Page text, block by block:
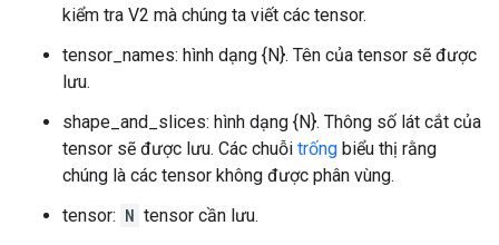
kiểm tra V2 mà chúng ta viết các tensor.
tensor_names: hình dạng {N}. Tên của tensor sẽ được
lưu.
shape_and_slices: hình dạng {N}. Thông số lát cắt của
tensor sẽ được lưu. Các chuỗi trống biểu thị rằng
chúng là các tensor không được phân vùng.
tensor: N tensor cần lưu.